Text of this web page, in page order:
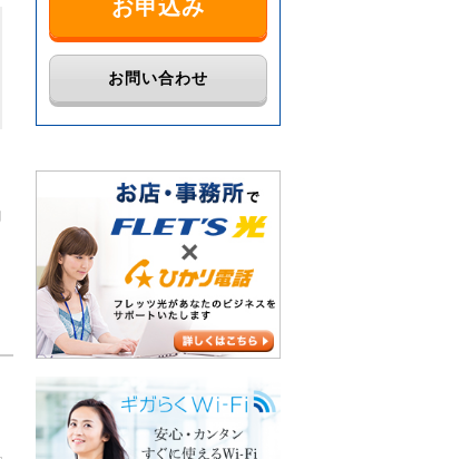
お申込み
お問い合わせ